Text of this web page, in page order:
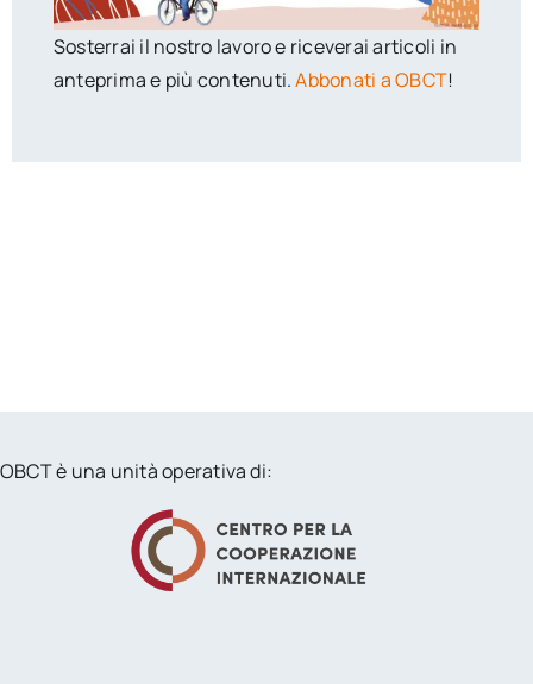
Sosterrai il nostro lavoro e riceverai articoli in
anteprima e più contenuti.Abbonati a OBCT!
OBCT è una unità operativa di: